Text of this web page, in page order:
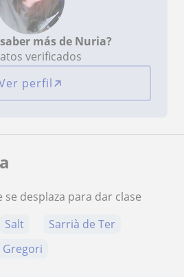
más de Nuria?
verificados
perfil
se desplaza para dar clase
Salt
Sarrià de Ter
Gregori